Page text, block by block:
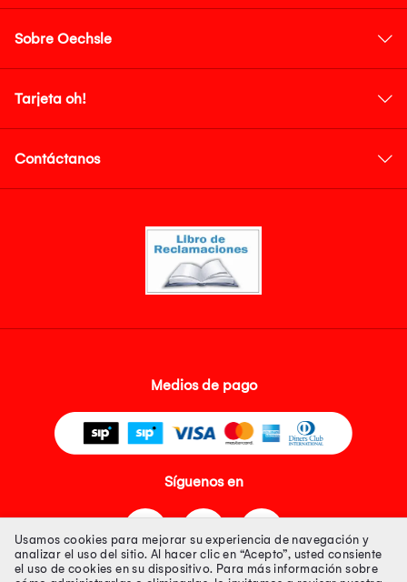
Sobre Oechsle
Tarjeta oh!
Contáctanos
Medios de pago
Síguenos en
Usamos cookies para mejorar su experiencia de navegación y
analizar el uso del sitio. Al hacer clic en “Acepto”, usted consiente
el uso de cookies en su dispositivo. Para más información sobre